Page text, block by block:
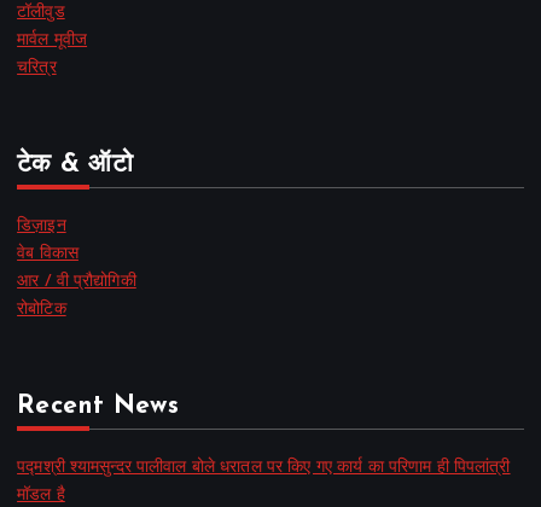
टॉलीवुड
मार्वल मूवीज
चरित्र
टेक & ऑटो
डिज़ाइन
वेब विकास
आर / वी प्रौद्योगिकी
रोबोटिक
Recent News
पद्मश्री श्यामसुन्दर पालीवाल बोले धरातल पर किए गए कार्य का परिणाम ही पिपलांत्री
मॉडल है